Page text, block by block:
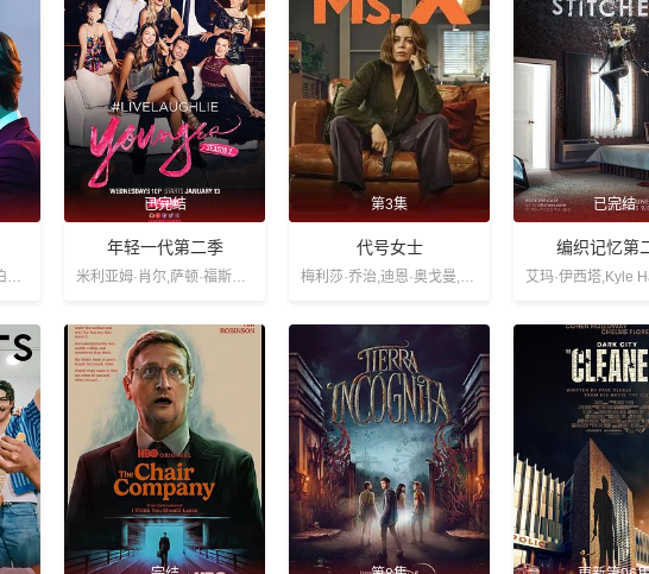
艾德文·瑞丁,欧玛·鲁德伯格,卡门 格洛莉亚 佩雷兹,英格拉·奥尔森,Peter Carlberg,Claes Hartelius,潘妮拉·奥古斯特,马格努斯·罗斯曼,克里斯蒂安·希尔伯格,Christer Fant,Livia Millhagen,Rennie Mirro,Mikaela Ramel,Sanna Ekman,伊娃·卢夫,Uno Elger,Felicia Truedsson,Malte Gårdinger,Samuel Astor,Nikita Uggla,Frida Argento,N
已完结
年轻一代第二季
米利亚姆·肖尔,萨顿·福斯特,黛比·玛扎,尼可·托托雷拉,希拉里·达芙
第3集
代号女士
梅利莎·乔治,迪恩·奥戈曼,西蒙娜·凯塞尔
已完结
编织记忆第